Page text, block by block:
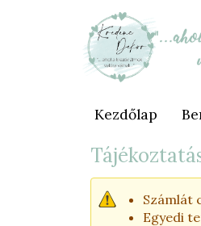
Fő
navigáció
Kezdőlap
Számlát
Egyedi